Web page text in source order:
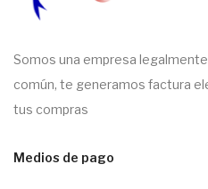
Somos una empresa
común, te generamos factura
tus compras
Medios de pago